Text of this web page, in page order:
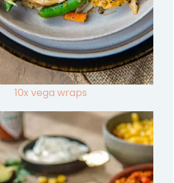
10x vega wraps